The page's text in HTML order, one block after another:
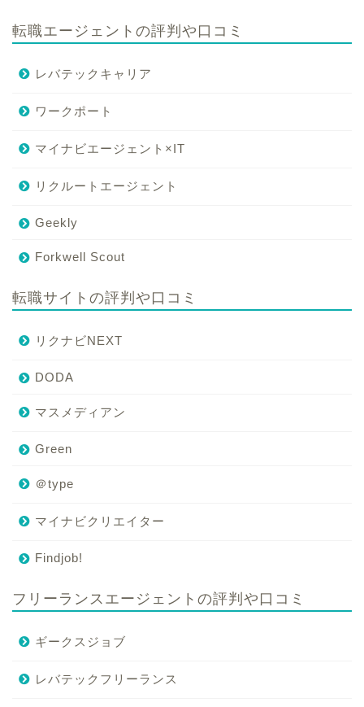
転職エージェントの評判や口コミ
レバテックキャリア
ワークポート
マイナビエージェント×IT
リクルートエージェント
Geekly
Forkwell Scout
転職サイトの評判や口コミ
リクナビNEXT
DODA
マスメディアン
Green
＠type
マイナビクリエイター
Findjob!
フリーランスエージェントの評判や口コミ
ギークスジョブ
レバテックフリーランス